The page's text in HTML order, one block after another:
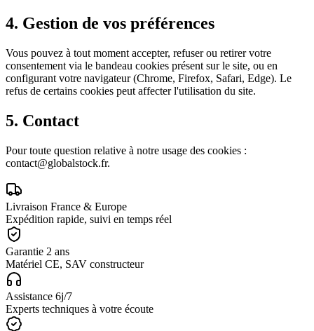
4. Gestion de vos préférences
Vous pouvez à tout moment accepter, refuser ou retirer votre
consentement via le bandeau cookies présent sur le site, ou en
configurant votre navigateur (Chrome, Firefox, Safari, Edge). Le
refus de certains cookies peut affecter l'utilisation du site.
5. Contact
Pour toute question relative à notre usage des cookies :
contact@globalstock.fr.
Livraison France & Europe
Expédition rapide, suivi en temps réel
Garantie 2 ans
Matériel CE, SAV constructeur
Assistance 6j/7
Experts techniques à votre écoute